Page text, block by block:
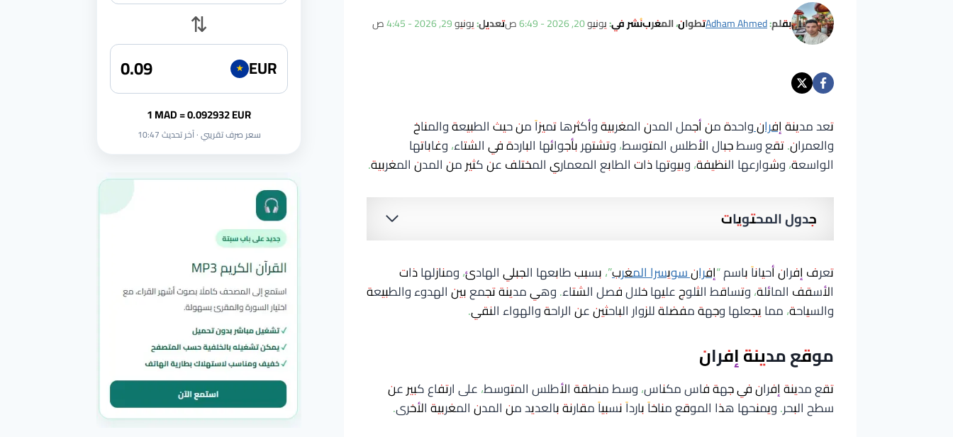
بقلم:Adham Ahmedتطوان، المغربنُشر في:يونيو 20, 2026 - 6:49 ص تعديل:يونيو 29, 2026 - 4:45 ص
تعد مدينةإفرانواحدة من أجمل المدن المغربية وأكثرها تميزاً من حيث الطبيعة والمناخ
والعمران. تقع وسط جبال الأطلس المتوسط، وتشتهر بأجوائها الباردة في الشتاء، وغاباتها
الواسعة، وشوارعها النظيفة، وبيوتها ذات الطابع المعماري المختلف عن كثير من المدن المغربية.
جدول المحتويات
تعرف إفران أحياناً باسم “إفران سويسرا المغرب”، بسبب طابعها الجبلي الهادئ، ومنازلها ذات
الأسقف المائلة، وتساقط الثلوج عليها خلال فصل الشتاء. وهي مدينة تجمع بين الهدوء والطبيعة
والسياحة، مما يجعلها وجهة مفضلة للزوار الباحثين عن الراحة والهواء النقي.
موقع مدينة إفران
تقع مدينة إفران في جهة فاس مكناس، وسط منطقة الأطلس المتوسط، على ارتفاع كبير عن
سطح البحر. ويمنحها هذا الموقع مناخاً بارداً نسبياً مقارنة بالعديد من المدن المغربية الأخرى.
⇅
★ EUR
1 MAD = 0.092932 EUR
سعر صرف تقريبي · آخر تحديث 10:47